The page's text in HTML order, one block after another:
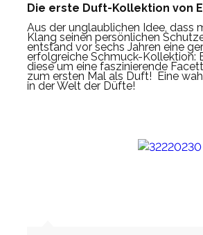
Die erste Duft-Kollektion von
Aus der unglaublichen Idee, dass
Klang seinen persönlichen
entstand vor sechs Jahren eine
erfolgreiche Schmuck-Kollektion:
diese um eine faszinierende
zum ersten Mal als Duft! Eine
in der Welt der Düfte!